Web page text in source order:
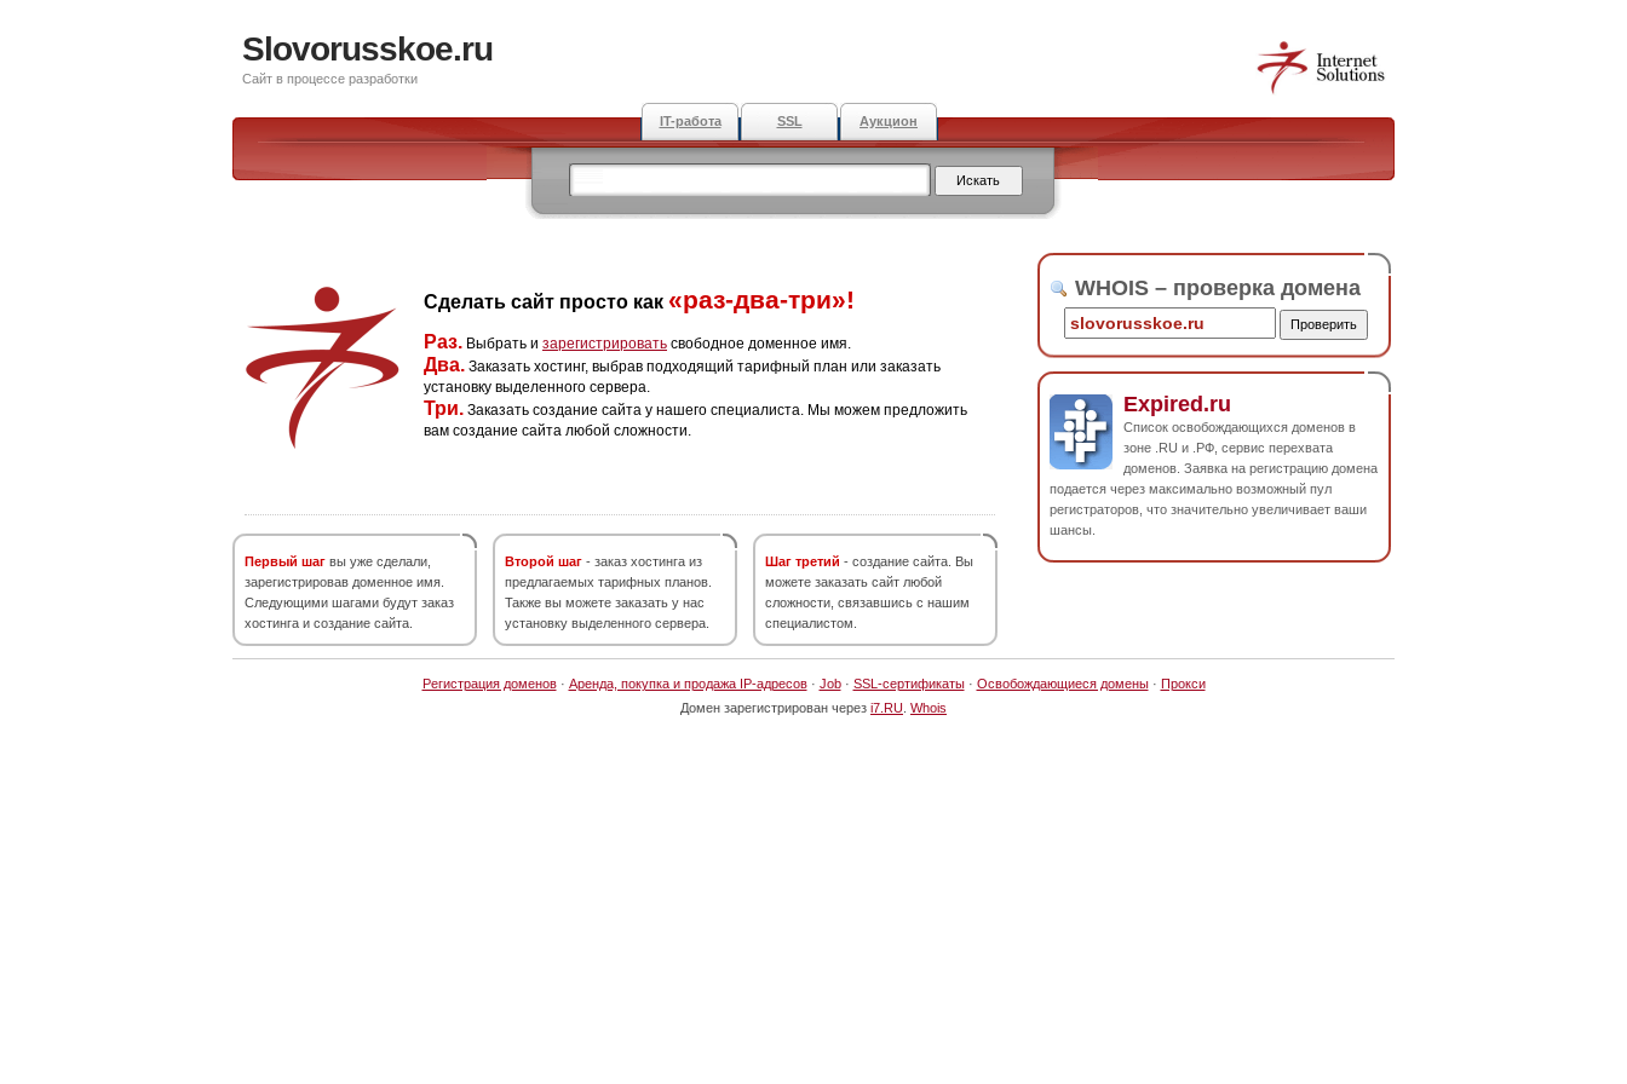
Slovorusskoe.ru
Сайт в процессе разработки
IT-работа SSL Аукцион
Сделать сайт просто как «раз-два-три»!
Раз. Выбрать и зарегистрировать свободное доменное имя.
Два. Заказать хостинг, выбрав подходящий тарифный план или заказать
установку выделенного сервера.
Три. Заказать создание сайта у нашего специалиста. Мы можем предложить
вам создание сайта любой сложности.
Первый шаг вы уже сделали,
зарегистрировав доменное имя.
Следующими шагами будут заказ
хостинга и создание сайта.
Второй шаг - заказ хостинга из
предлагаемых тарифных планов.
Также вы можете заказать у нас
установку выделенного сервера.
Шаг третий - создание сайта. Вы
можете заказать сайт любой
сложности, связавшись с нашим
специалистом.
WHOIS – проверка домена
Expired.ru
Список освобождающихся доменов в
зоне .RU и .РФ, сервис перехвата
доменов. Заявка на регистрацию домена
подается через максимально возможный пул
регистраторов, что значительно увеличивает ваши
шансы.
Регистрация доменов· Аренда, покупка и продажа IP-адресов· Job· SSL-сертификаты· Освобождающиеся домены· Прокси
Домен зарегистрирован через i7.RU Whois